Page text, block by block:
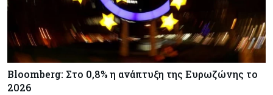
Tech 09-08-2026
Η τεχνητή νοημοσύνη δημιούργησε για πρώτη
φορά λειτουργικούς ιούς που δεν υπάρχουν στη
φύση
Bloomberg: Στο 0,8% η ανάπτυξη της Ευρωζώνης το
2026